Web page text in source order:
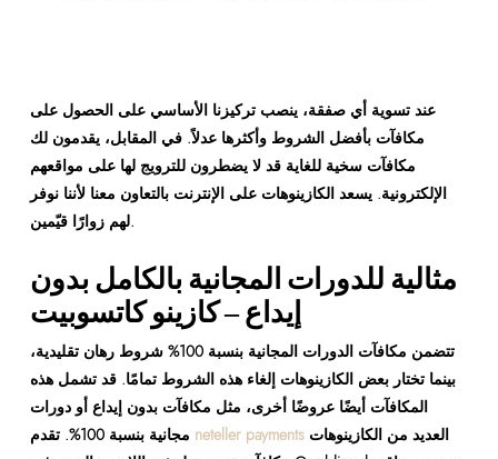
عند تسوية أي صفقة، ينصب تركيزنا الأساسي على الحصول على
مكافآت بأفضل الشروط وأكثرها عدلاً. في المقابل، يقدمون لك
مكافآت سخية للغاية قد لا يضطرون للترويج لها على مواقعهم
الإلكترونية. يسعد الكازينوهات على الإنترنت بالتعاون معنا لأننا نوفر
لهم زوارًا قيّمين.
مثالية للدورات المجانية بالكامل بدون
إيداع – كازينو كاتسوبيت
تتضمن مكافآت الدورات المجانية بنسبة 100% شروط رهان تقليدية،
بينما تختار بعض الكازينوهات إلغاء هذه الشروط تمامًا.قد تشمل هذه
المكافآت أيضًا عروضًا أخرى، مثل مكافآت بدون إيداع أو دورات
neteller paymentsالعديد من الكازينوهات